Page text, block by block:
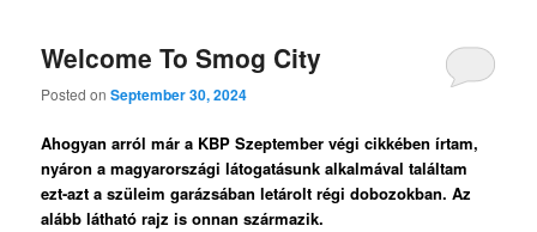
Welcome To Smog City
Posted onSeptember 30, 2024
Ahogyan arról már a KBP Szeptember végi cikkében írtam,
nyáron a magyarországi látogatásunk alkalmával találtam
ezt-azt a szüleim garázsában letárolt régi dobozokban. Az
alább látható rajz is onnan származik.